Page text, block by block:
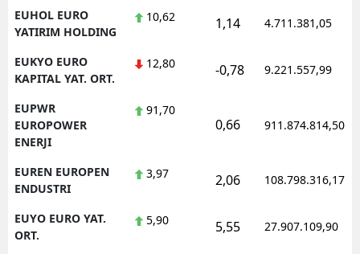
EUHOL EURO
YATIRIM HOLDING
10,62 1,14 4.711.381,05
EUKYO EURO
KAPITAL YAT. ORT.
12,80 -0,78 9.221.557,99
EUPWR
EUROPOWER
ENERJI
91,70
0,66 911.874.814,50
EUREN EUROPEN
ENDUSTRI
3,97 2,06 108.798.316,17
EUYO EURO YAT.
ORT.
5,90 5,55 27.907.109,90